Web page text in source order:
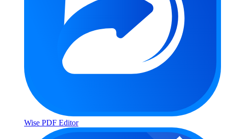
Wise PDF Editor